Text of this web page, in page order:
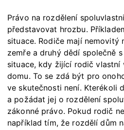
Právo na rozdělení
představovat hrozbu.
situace. Rodiče mají nemovitý
zemře a druhý dědí společně
situace, kdy žijící rodič vlastní
domu. To se zdá být pro
ve skutečnosti není. Kterékoli
a požádat jej o rozdělení
zákonné právo. Pokud rodič
například tím, že rozdělí dům